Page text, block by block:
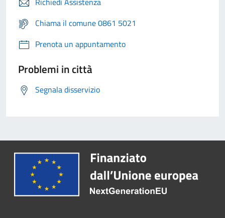
Chiama il comune 0861 5021
Prenota un appuntamento
Problemi in città
Segnala disservizio